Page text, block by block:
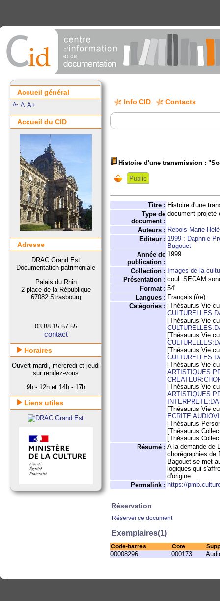
Info CID Contacts
Histoire d'une transmission :
Public
Titre : Histoire d'une
Type de
document :
document projeté
Auteurs : Rebois Marie-
Editeur : 1999 : Daphnie
Bagouet
Année de
publication :
1999
Collection : Images de la
Présentation : coul. SECAM
Format : 54'
Langues : Français (fre)
Catégories : [Thésaurus Vie
[Thésaurus Vie
[Thésaurus Vie
[Thésaurus Vie
[Thésaurus Vie
[Thésaurus Vie
[Thésaurus Vie
[Thésaurus
[Thésaurus
[Thésaurus
Résumé : A la demande de
chorégraphies de
Bagouet se met
logiques qui
d'origine.
Permalink : https://
Réservation
Réserver ce document
Exemplaires(1)
Code-barres Cote
00008296 000173
Accueil général
A- A A+
Accueil du CID
Adresse
DRAC Grand Est
Documentation patrimoniale
Palais du Rhin
2 place de la République
67082 Strasbourg
03 88 15 57 55
contact
Horaires
Ouvert mardi, mercredi et jeudi
sur rendez-vous
9h - 12h et 14h - 17h
Liens utiles